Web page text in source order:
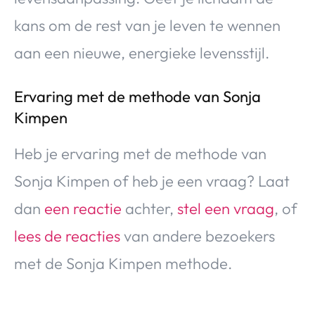
kans om de rest van je leven te wennen
aan een nieuwe, energieke levensstijl.
Ervaring met de methode van Sonja
Kimpen
Heb je ervaring met de methode van
Sonja Kimpen of heb je een vraag? Laat
dan een reactie achter, stel een vraag, of
lees de reactiesvan andere bezoekers
met de Sonja Kimpen methode.